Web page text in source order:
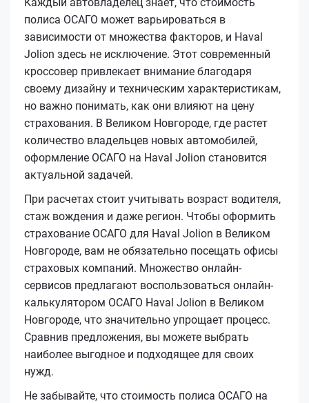
полиса ОСАГО может варьироваться в
зависимости от множества факторов, и Haval
Jolion здесь не исключение. Этот современный
кроссовер привлекает внимание благодаря
своему дизайну и техническим характеристикам,
но важно понимать, как они влияют на цену
страхования. В Великом Новгороде, где растет
количество владельцев новых автомобилей,
оформление ОСАГО на Haval Jolion становится
актуальной задачей.
При расчетах стоит учитывать возраст водителя,
стаж вождения и даже регион. Чтобы оформить
страхование ОСАГО для Haval Jolion в Великом
Новгороде, вам не обязательно посещать офисы
страховых компаний. Множество онлайн-
сервисов предлагают воспользоваться онлайн-
калькулятором ОСАГО Haval Jolion в Великом
Новгороде, что значительно упрощает процесс.
Сравнив предложения, вы можете выбрать
наиболее выгодное и подходящее для своих
нужд.
Не забывайте, что стоимость полиса ОСАГО на